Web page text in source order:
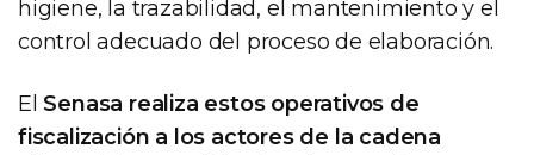
higiene, la trazabilidad, el mantenimiento y el
control adecuado del proceso de elaboración.
ElSenasa realiza estos operativos de
fiscalización a los actores de la cadena